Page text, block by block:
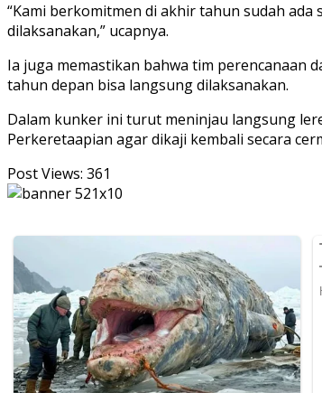
“Kami berkomitmen di akhir tahun sudah
dilaksanakan,” ucapnya.
Ia juga memastikan bahwa tim perencanaan
tahun depan bisa langsung dilaksanakan.
Dalam kunker ini turut meninjau langsung
Perkeretaapian agar dikaji kembali secara
Post Views: 361